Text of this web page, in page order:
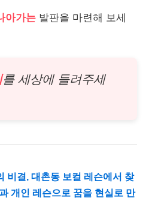
아가는 발판을 마련해 보세
를 세상에 들려주세
비결, 대촌동 보컬 레슨에서 찾
개인 레슨으로 꿈을 현실로 만